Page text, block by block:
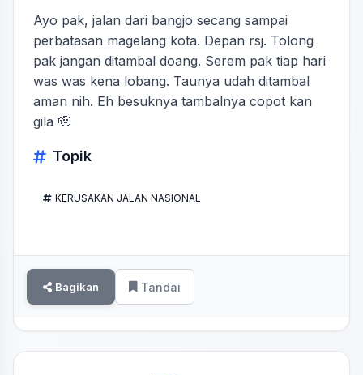
Ayo pak, jalan dari bangjo secang sampai
perbatasan magelang kota. Depan rsj. Tolong
pak jangan ditambal doang. Serem pak tiap hari
was was kena lobang. Taunya udah ditambal
aman nih. Eh besuknya tambalnya copot kan
gila 🫡
Topik
KERUSAKAN JALAN NASIONAL
Bagikan Tandai